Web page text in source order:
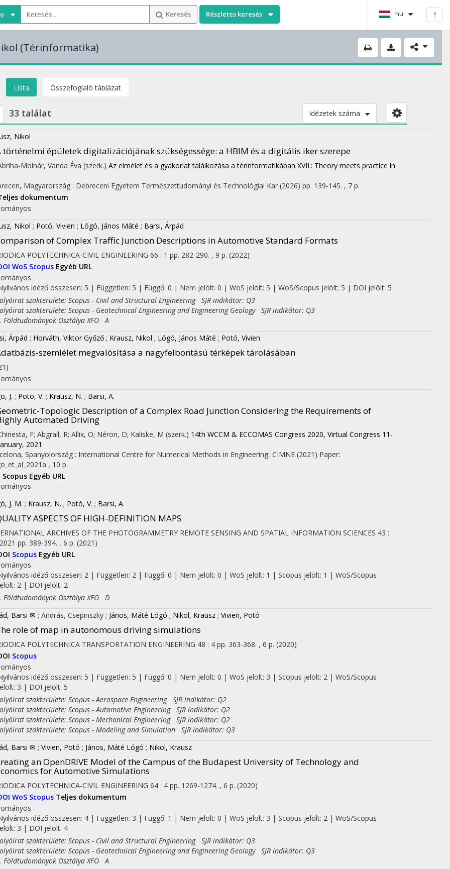
Keresés Részletes keresés hu ?
(Térinformatika)
Lista Összefoglaló táblázat
33 találat Idézetek száma
Nikol
történelmi épületek digitalizációjának szükségessége: a HBIM és a digitális iker szerepe
Molnár, Vanda Éva (szerk.) Az elmélet és a gyakorlat találkozása a térinformatikában XVII.: Theory meets practice in
Magyarország : Debreceni Egyetem Természettudományi és Technológiai Kar (2026) pp. 139-145. , 7 p.
dokumentum
Nikol ; Potó, Vivien ; Lógó, János Máté ; Barsi, Árpád
of Complex Traffic Junction Descriptions in Automotive Standard Formats
POLYTECHNICA-CIVIL ENGINEERING 66 : 1 pp. 282-290. , 9 p. (2022)
WoS Scopus Egyéb URL
idéző összesen: 5 | Független: 5 | Függő: 0 | Nem jelölt: 0 | WoS jelölt: 5 | WoS/Scopus jelölt: 5 | DOI jelölt: 5
szakterülete: Scopus - Civil and Structural Engineering SJR indikátor: Q3
szakterülete: Scopus - Geotechnical Engineering and Engineering Geology SJR indikátor: Q3
Osztálya XFO A
Árpád ; Horváth, Viktor Győző ; Krausz, Nikol ; Lógó, János Máté ; Potó, Vivien
szemlélet megvalósítása a nagyfelbontású térképek tárolásában
J. ; Poto, V. ; Krausz, N. ; Barsi, A.
Topologic Description of a Complex Road Junction Considering the Requirements of
Automated Driving
F; Abgrall, R; Allix, O; Néron, D; Kaliske, M (szerk.) 14th WCCM & ECCOMAS Congress 2020, Virtual Congress 11-
2021
Spanyolország : International Centre for Numerical Methods in Engineering, CIMNE (2021) Paper:
, 10 p.
Scopus Egyéb URL
J. M. ; Krausz, N. ; Potó, V. ; Barsi, A.
ASPECTS OF HIGH-DEFINITION MAPS
ARCHIVES OF THE PHOTOGRAMMETRY REMOTE SENSING AND SPATIAL INFORMATION SCIENCES 43 :
pp. 389-394. , 6 p. (2021)
Scopus Egyéb URL
idéző összesen: 2| Független: 2 | Függő: 0 | Nem jelölt: 0 | WoS jelölt: 1 | Scopus jelölt: 1 | WoS/Scopus
2 | DOI jelölt: 2
Osztálya XFO D
Barsi ✉ ; András, Csepinszky ; János, Máté Lógó ; Nikol, Krausz ; Vivien, Potó
role of map in autonomous driving simulations
POLYTECHNICA TRANSPORTATION ENGINEERING 48 : 4 pp. 363-368. , 6 p. (2020)
Scopus
idéző összesen: 5 | Független: 5 | Függő: 0 | Nem jelölt: 0 | WoS jelölt: 3 | Scopus jelölt: 2 | WoS/Scopus
3 | DOI jelölt: 5
szakterülete: Scopus - Aerospace Engineering SJR indikátor: Q2
szakterülete: Scopus - Automotive Engineering SJR indikátor: Q2
szakterülete: Scopus - Mechanical Engineering SJR indikátor: Q2
szakterülete: Scopus - Modeling and Simulation SJR indikátor: Q3
Barsi ✉ ; Vivien, Potó ; János, Máté Lógó ; Nikol, Krausz
an OpenDRIVE Model of the Campus of the Budapest University of Technology and
for Automotive Simulations
POLYTECHNICA-CIVIL ENGINEERING 64 : 4 pp. 1269-1274. , 6 p. (2020)
WoS Scopus Teljes dokumentum
idéző összesen: 4| Független: 3 | Függő: 1 | Nem jelölt: 0 | WoS jelölt: 3 | Scopus jelölt: 2 | WoS/Scopus
3 | DOI jelölt: 4
szakterülete: Scopus - Civil and Structural Engineering SJR indikátor: Q3
szakterülete: Scopus - Geotechnical Engineering and Engineering Geology SJR indikátor: Q3
Osztálya XFO A